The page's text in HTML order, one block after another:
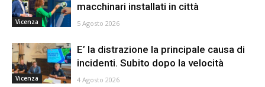
Vicenza
macchinari installati in città
5 Agosto 2026
Vicenza
E’ la distrazione la principale causa di
incidenti. Subito dopo la velocità
4 Agosto 2026